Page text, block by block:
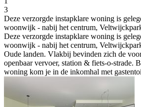
3
Deze verzorgde instapklare woning is
woonwijk - nabij het centrum,
Deze verzorgde instapklare woning is
woonwijk - nabij het centrum,
Oude landen. Vlakbij bevinden zich de
openbaar vervoer, station & fiets-o-strade.
woning kom je in de inkomhal met